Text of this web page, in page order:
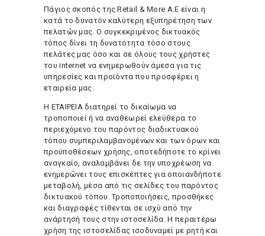
Πάγιος σκοπός της Retail & More A.E είναι η
κατά το δυνατόν καλύτερη εξυπηρέτηση των
πελατών μας. Ο συγκεκριμένος δικτυακός
τόπος δίνει τη δυνατότητα τόσο στους
πελάτες μας όσο και σε όλους τους χρήστες
του internet να ενημερωθούν άμεσα για τις
υπηρεσίες και προϊόντα που προσφέρει η
εταιρεία μας.
Η ΕΤΑΙΡΕΙΑ διατηρεί το δικαίωμα να
τροποποιεί ή να αναθεωρεί ελεύθερα το
περιεχόμενο του παρόντος διαδικτυακού
τόπου συμπεριλαμβανομένων και των όρων και
προϋποθέσεων χρήσης, οποτεδήποτε το κρίνει
αναγκαίο, αναλαμβάνει δε την υποχρέωση να
ενημερώνει τους επισκέπτες για οποιανδήποτε
μεταβολή, μέσα από τις σελίδες του παρόντος
δικτυακού τόπου. Τροποποιήσεις, προσθήκες
και διαγραφές τίθενται σε ισχύ από την
ανάρτησή τους στην ιστοσελίδα. Η περαιτέρω
χρήση της ιστοσελίδας ισοδυναμεί με ρητή και